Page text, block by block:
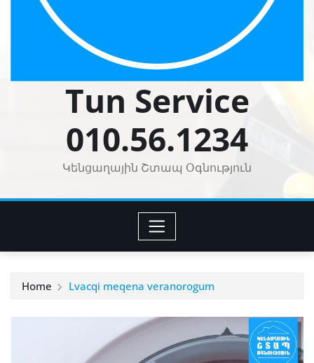
Tun Service
010.56.1234
Կենցաղային Շտապ Օգնություն
Home Lvacqi meqena veranorogum